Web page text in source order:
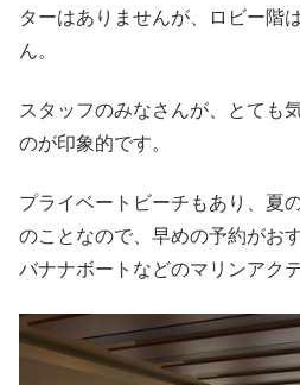
ターはありませんが、ロビー階
ん。
スタッフのみなさんが、とても
のが印象的です。
プライベートビーチもあり、夏
のことなので、早めの予約がお
バナナボートなどのマリンアク